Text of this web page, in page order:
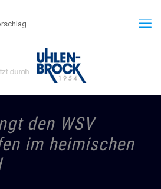
den WSV
im heimischen